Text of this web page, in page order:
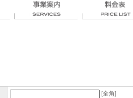
[全角]